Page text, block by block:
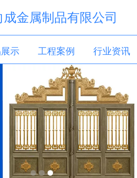
金属制品有限公司
示 工程案例 行业资讯
们 留言板